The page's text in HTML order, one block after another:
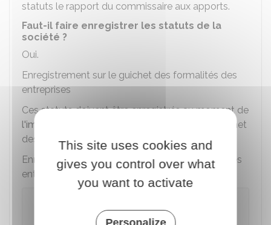
statuts le rapport du commissaire aux apports.
Faut-il faire enregistrer les statuts de la
société ?
Oui.
Enregistrement sur le guichet des formalités des
entreprises
Ces statuts doivent être enregistrés au moment de
l'immatriculation de votre entreprise
sur le guichet
des formalités des entreprises.
Enregistrement auprès du service des impôts des
entreprises
appelé commissaire de justice) ou un notaire
This site uses cookies and
gives you control over what
you want to activate
Personalize